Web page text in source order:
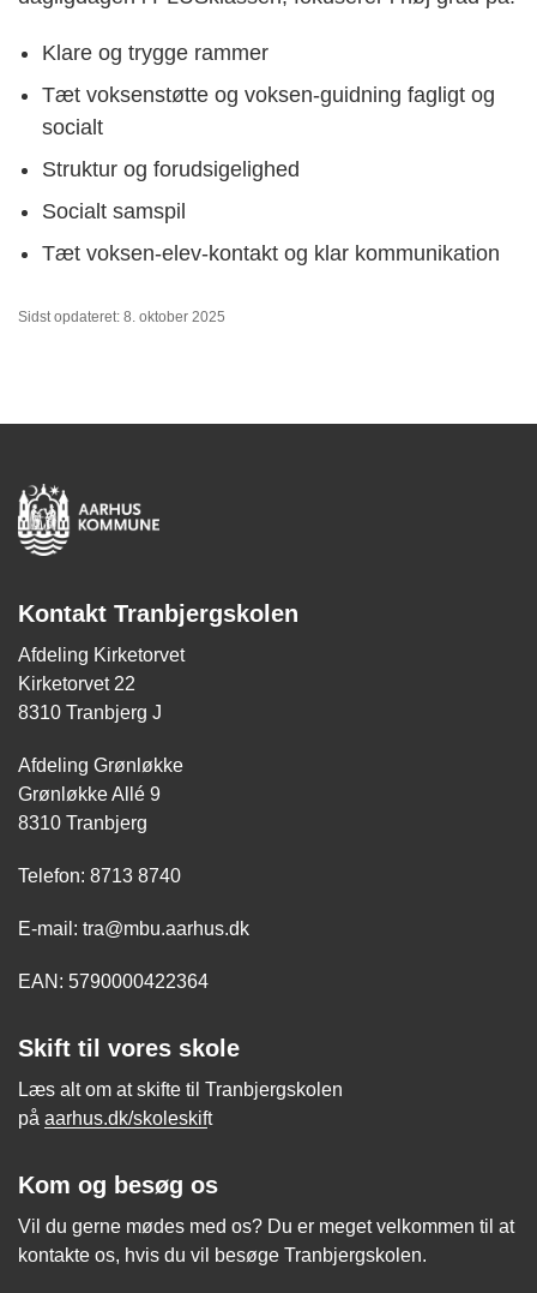
Klare og trygge rammer
Tæt voksenstøtte og voksen-guidning fagligt og
socialt
Struktur og forudsigelighed
Socialt samspil
Tæt voksen-elev-kontakt og klar kommunikation
Sidst opdateret: 8. oktober 2025
Kontakt Tranbjergskolen
Afdeling Kirketorvet
Kirketorvet 22
8310 Tranbjerg J
Afdeling Grønløkke
Grønløkke Allé 9
8310 Tranbjerg
Telefon: 8713 8740
E-mail: tra@mbu.aarhus.dk
EAN: 5790000422364
Skift til vores skole
Læs alt om at skifte til Tranbjergskolen
på aarhus.dk/skoleskift
Kom og besøg os
Vil du gerne mødes med os? Du er meget velkommen til at
kontakte os, hvis du vil besøge Tranbjergskolen.